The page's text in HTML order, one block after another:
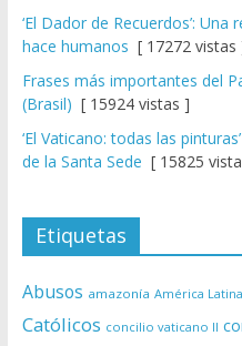
‘El Dador de Recuerdos’:
hace humanos [ 17272 vistas
Frases más importantes del
(Brasil) [ 15924 vistas ]
‘El Vaticano: todas las
de la Santa Sede [ 15825
Etiquetas
Abusos amazonía América Latina
Católicos concilio vaticano II